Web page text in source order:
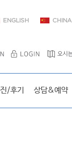
ENGLISH CHINA
/후기 상담&예약